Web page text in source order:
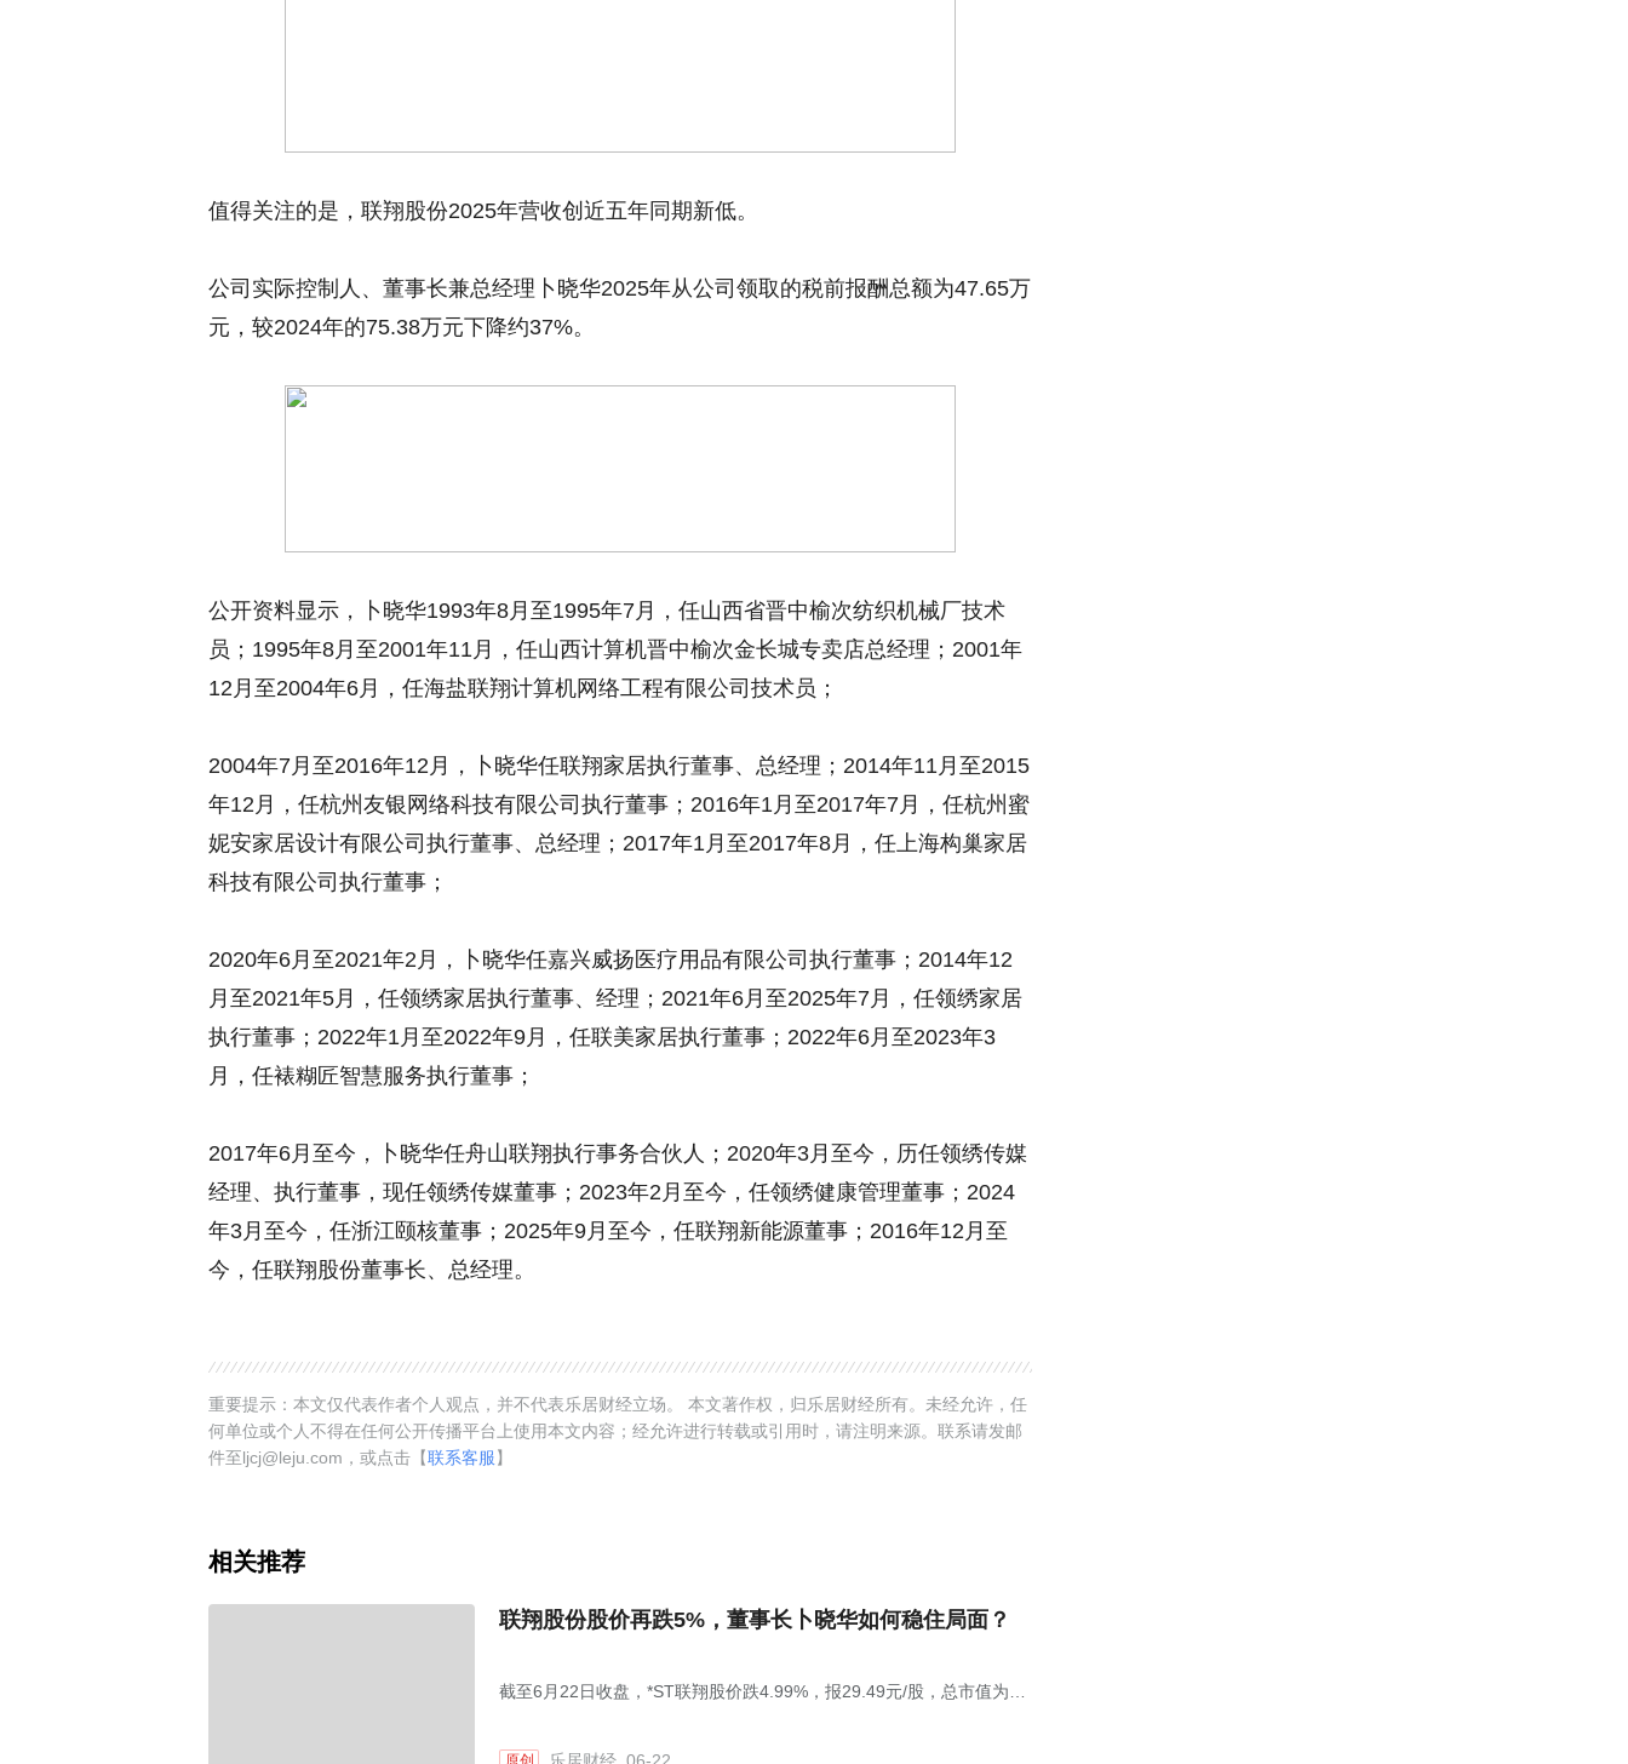
值得关注的是，联翔股份2025年营收创近五年同期新低。
公司实际控制人、董事长兼总经理卜晓华2025年从公司领取的税前报酬总额为47.65万
元，较2024年的75.38万元下降约37%。
公开资料显示，卜晓华1993年8月至1995年7月，任山西省晋中榆次纺织机械厂技术
员；1995年8月至2001年11月，任山西计算机晋中榆次金长城专卖店总经理；2001年
12月至2004年6月，任海盐联翔计算机网络工程有限公司技术员；
2004年7月至2016年12月，卜晓华任联翔家居执行董事、总经理；2014年11月至2015
年12月，任杭州友银网络科技有限公司执行董事；2016年1月至2017年7月，任杭州蜜
妮安家居设计有限公司执行董事、总经理；2017年1月至2017年8月，任上海构巢家居
科技有限公司执行董事；
2020年6月至2021年2月，卜晓华任嘉兴威扬医疗用品有限公司执行董事；2014年12
月至2021年5月，任领绣家居执行董事、经理；2021年6月至2025年7月，任领绣家居
执行董事；2022年1月至2022年9月，任联美家居执行董事；2022年6月至2023年3
月，任裱糊匠智慧服务执行董事；
2017年6月至今，卜晓华任舟山联翔执行事务合伙人；2020年3月至今，历任领绣传媒
经理、执行董事，现任领绣传媒董事；2023年2月至今，任领绣健康管理董事；2024
年3月至今，任浙江颐核董事；2025年9月至今，任联翔新能源董事；2016年12月至
今，任联翔股份董事长、总经理。
重要提示：本文仅代表作者个人观点，并不代表乐居财经立场。 本文著作权，归乐居财经所有。未经允许，任
何单位或个人不得在任何公开传播平台上使用本文内容；经允许进行转载或引用时，请注明来源。联系请发邮
件至ljcj@leju.com，或点击【联系客服】
相关推荐
联翔股份股价再跌5%，董事长卜晓华如何稳住局面？
截至6月22日收盘，*ST联翔股价跌4.99%，报29.49元/股，总市值为
原创